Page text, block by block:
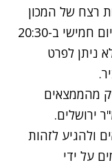
רצח של המכון
הפתולוגי באבו כביר. השניים הגיעו ביום חמישי ב-20:30
ניתן לפרט
מהממצאים
ירושלים.
ולהגיע לזהות
על ידי